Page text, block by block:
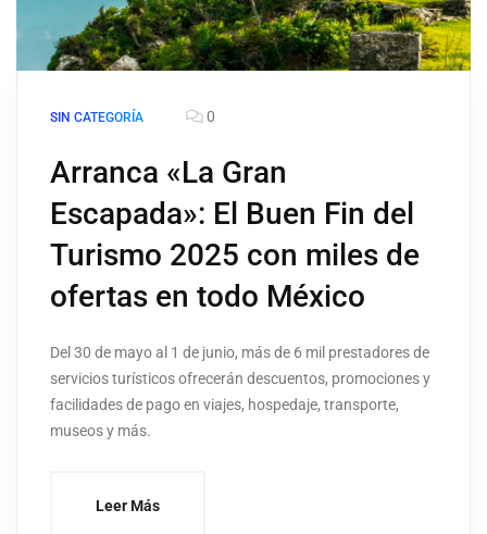
SIN CATEGORÍA 0
Arranca «La Gran
Escapada»: El Buen Fin del
Turismo 2025 con miles de
ofertas en todo México
Del 30 de mayo al 1 de junio, más de 6 mil prestadores de
servicios turísticos ofrecerán descuentos, promociones y
facilidades de pago en viajes, hospedaje, transporte,
museos y más.
Leer Más